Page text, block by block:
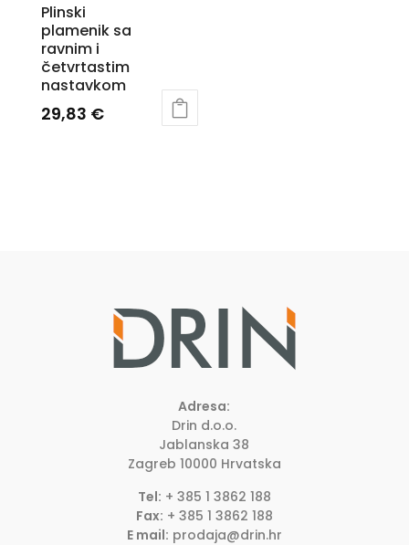
Plinski
plamenik sa
ravnim i
četvrtastim
nastavkom
29,83 €
Adresa:
Drin d.o.o.
Jablanska 38
Zagreb 10000 Hrvatska
Tel: + 385 1 3862 188
Fax: + 385 1 3862 188
E mail: prodaja@drin.hr